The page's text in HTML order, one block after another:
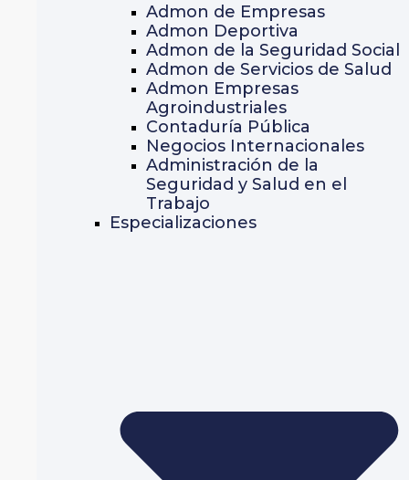
Admon de Empresas
Admon Deportiva
Admon de la Seguridad Social
Admon de Servicios de Salud
Admon Empresas
Agroindustriales
Contaduría Pública
Negocios Internacionales
Administración de la
Seguridad y Salud en el
Trabajo
Especializaciones